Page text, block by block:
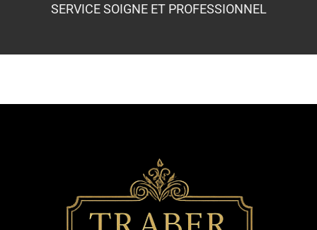
SERVICE SOIGNE ET PROFESSIONNEL